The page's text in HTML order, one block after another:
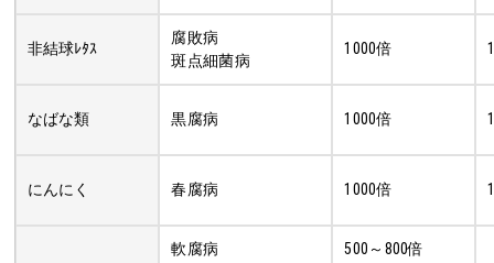
非結球ﾚﾀｽ
腐敗病
斑点細菌病
1000倍
なばな類 黒腐病 1000倍
にんにく 春腐病 1000倍
軟腐病
500～800倍